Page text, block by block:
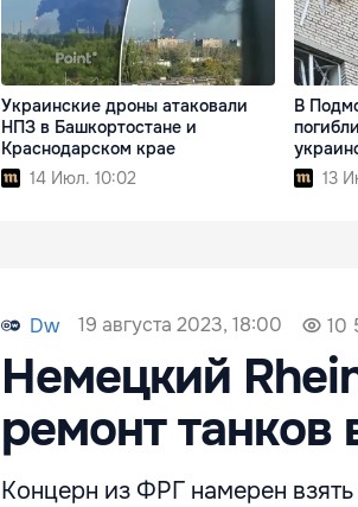
Украинские дроны атаковали
НПЗ в Башкортостане и
Краснодарском крае
14 Июл. 10:02
В
13
Dw 19 августа 2023, 18:00 10
Немецкий
ремонт танков
Концерн из ФРГ намерен